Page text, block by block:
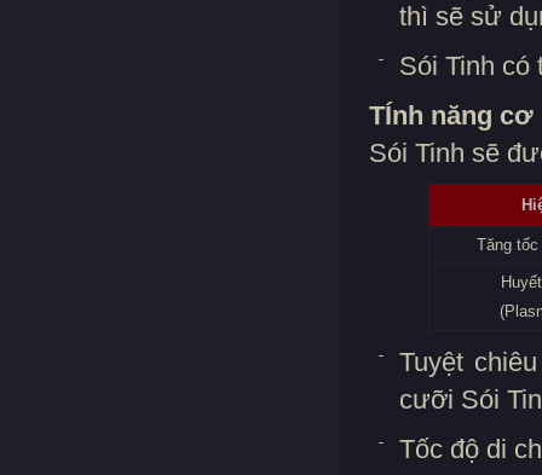
thì sẽ sử
Sói Tinh có
TÍnh năng cơ
Sói Tinh sẽ
Tăng
Tuyệt
cưỡi Sói
Tốc độ di